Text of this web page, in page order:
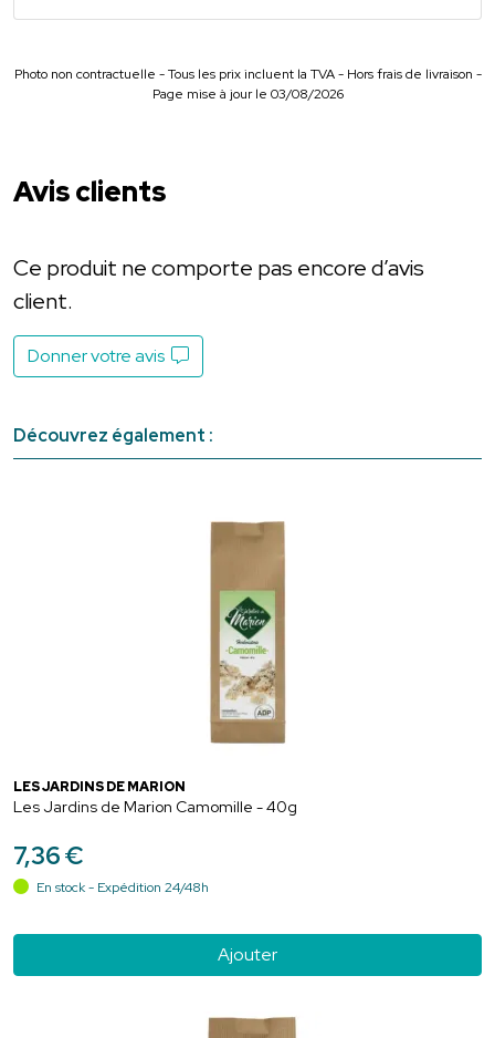
Photo non contractuelle - Tous les prix incluent la TVA - Hors frais de livraison -
Page mise à jour le 03/08/2026
Avis clients
Ce produit ne comporte pas encore d’avis
client.
Donner votre avis
Découvrez également :
LES JARDINS DE MARION
Les Jardins de Marion Camomille - 40g
7,36€
En stock - Expédition 24/48h
Ajouter